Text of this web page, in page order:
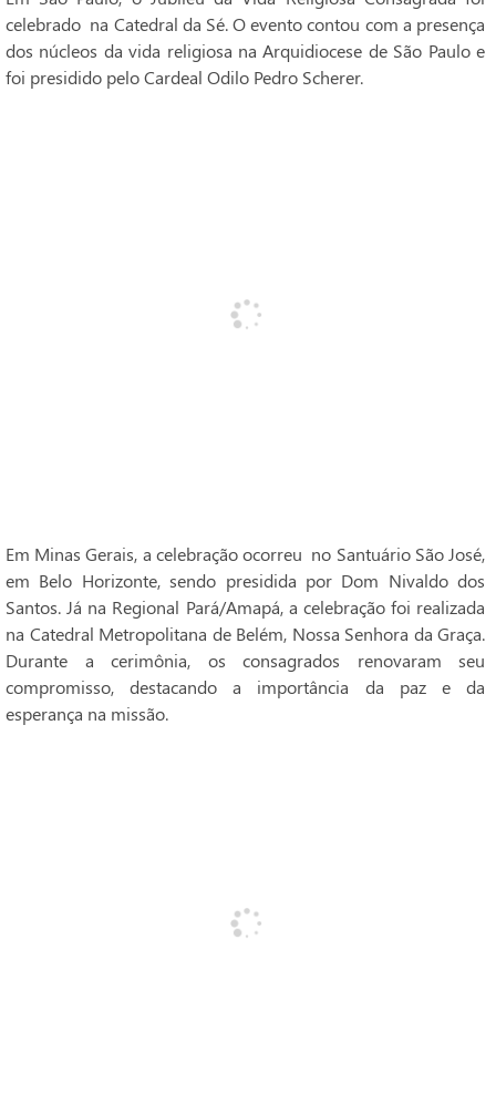
celebrado na Catedral da Sé. O evento contou com a presença
dos núcleos da vida religiosa na Arquidiocese de São Paulo e
foi presidido pelo Cardeal Odilo Pedro Scherer.
Em Minas Gerais, a celebração ocorreu no Santuário São José,
em Belo Horizonte, sendo presidida por Dom Nivaldo dos
Santos. Já na Regional Pará/Amapá, a celebração foi realizada
na Catedral Metropolitana de Belém, Nossa Senhora da Graça.
Durante a cerimônia, os consagrados renovaram seu
compromisso, destacando a importância da paz e da
esperança na missão.